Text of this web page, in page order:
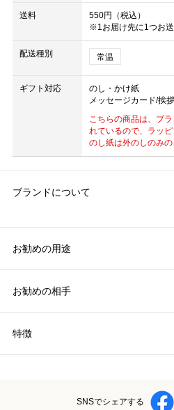
送料
550円（税込）
※1お届け先に1つお
配送種別 常温
ギフト対応
のし・かけ紙
メッセージカード/挨
こちらの商品は、ブ
れているので、ラッピ
のし紙は外のしのみの
ブランドについて
お勧めの用途
お勧めの相手
特徴
SNSでシェアする